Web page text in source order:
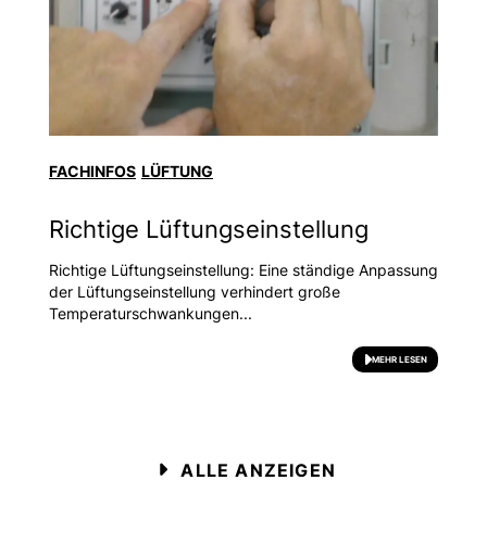
FACHINFOS LÜFTUNG
Richtige Lüftungseinstellung
Richtige Lüftungseinstellung: Eine ständige Anpassung
der Lüftungseinstellung verhindert große
Temperaturschwankungen...
MEHR LESEN
ALLE ANZEIGEN